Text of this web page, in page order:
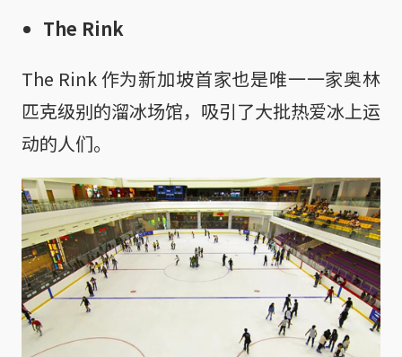
The Rink
The Rink 作为新加坡首家也是唯一一家奥林
匹克级别的溜冰场馆，吸引了大批热爱冰上运
动的人们。